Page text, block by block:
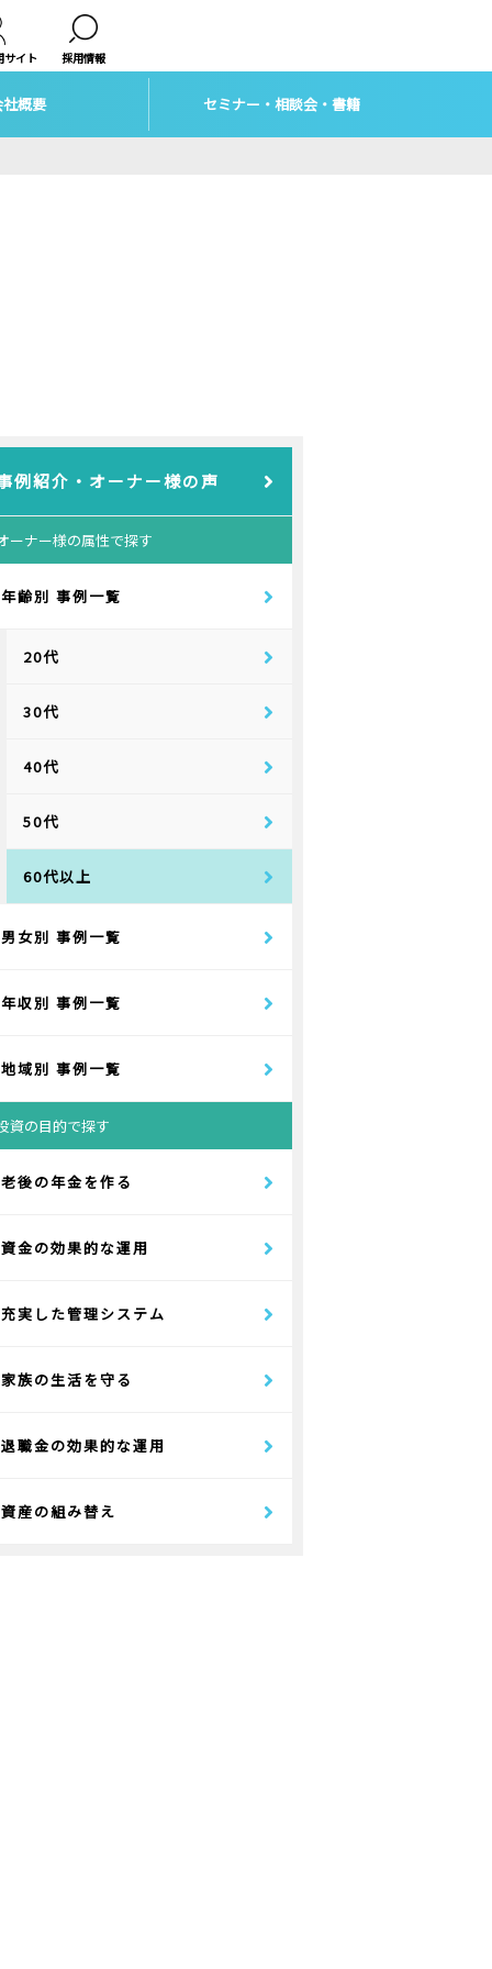
サイト 採用情報
概要 セミナー・相談会・書籍
例紹介・オーナー様の声
ーナー様の属性で探す
年齢別 事例一覧
20代
30代
40代
50代
60代以上
男女別 事例一覧
年収別 事例一覧
地域別 事例一覧
資の目的で探す
老後の年金を作る
資金の効果的な運用
充実した管理システム
家族の生活を守る
退職金の効果的な運用
資産の組み替え